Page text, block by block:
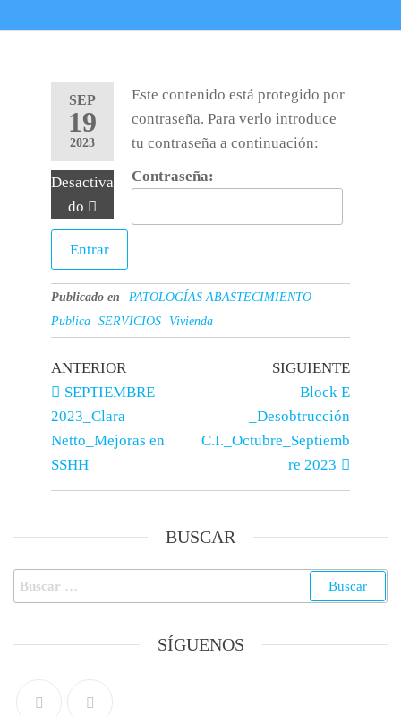
SEP
19
2023
Desactiva
do
Este contenido está protegido por
contraseña. Para verlo introduce
tu contraseña a continuación:
Contraseña:
Publicado en
PATOLOGÍAS ABASTECIMIENTO
Publica
SERVICIOS Vivienda
ANTERIOR
SEPTIEMBRE
2023_Clara
Netto_Mejoras en
SSHH
SIGUIENTE
Block E
_Desobtrucción
C.I._Octubre_Septiemb
re 2023
BUSCAR
SÍGUENOS